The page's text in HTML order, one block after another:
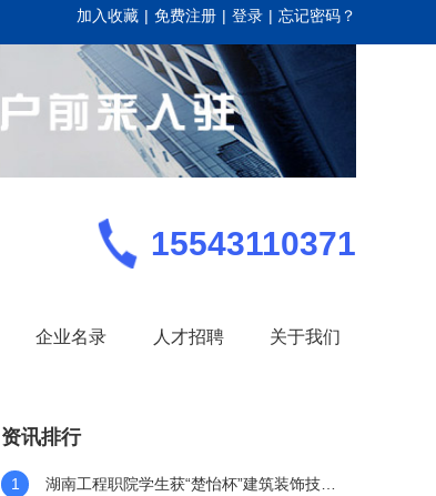
加入收藏 | 免费注册 | 登录 | 忘记密码？
15543110371
企业名录 人才招聘 关于我们
资讯排行
1 湖南工程职院学生获“楚怡杯”建筑装饰技术